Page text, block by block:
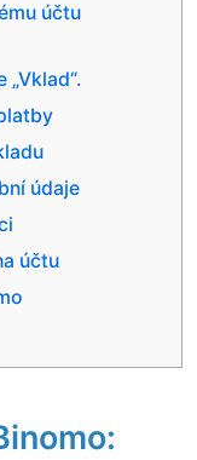
účtu
údaje
účtu